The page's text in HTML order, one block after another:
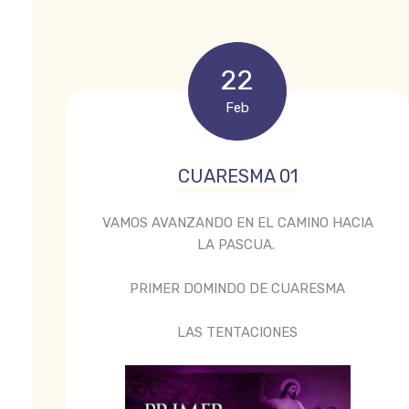
22
Feb
CUARESMA 01
VAMOS AVANZANDO EN EL CAMINO HACIA
LA PASCUA.
PRIMER DOMINDO DE CUARESMA
LAS TENTACIONES